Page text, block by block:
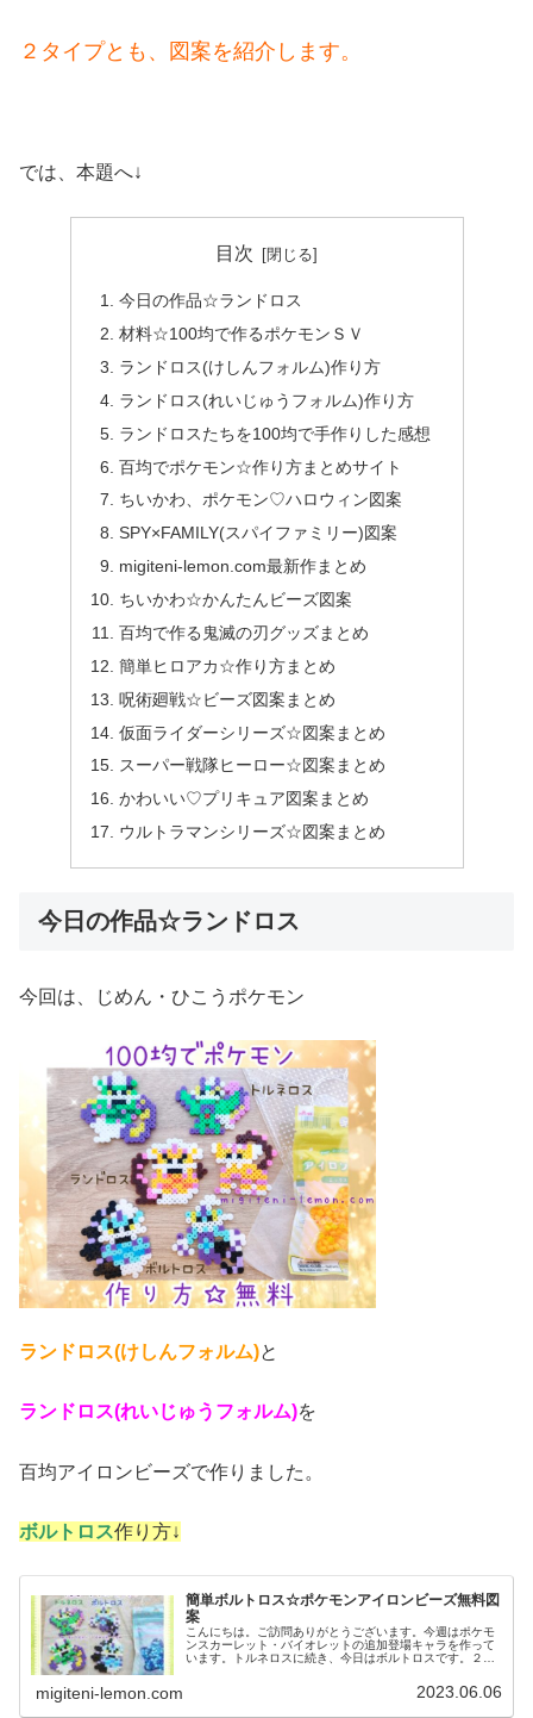
２タイプとも、図案を紹介します。
では、本題へ↓
目次
今日の作品☆ランドロス
材料☆100均で作るポケモンＳＶ
ランドロス(けしんフォルム)作り方
ランドロス(れいじゅうフォルム)作り方
ランドロスたちを100均で手作りした感想
百均でポケモン☆作り方まとめサイト
ちいかわ、ポケモン♡ハロウィン図案
SPY×FAMILY(スパイファミリー)図案
migiteni-lemon.com最新作まとめ
ちいかわ☆かんたんビーズ図案
百均で作る鬼滅の刃グッズまとめ
簡単ヒロアカ☆作り方まとめ
呪術廻戦☆ビーズ図案まとめ
仮面ライダーシリーズ☆図案まとめ
スーパー戦隊ヒーロー☆図案まとめ
かわいい♡プリキュア図案まとめ
ウルトラマンシリーズ☆図案まとめ
今日の作品☆ランドロス
今回は、じめん・ひこうポケモン
ランドロス(けしんフォルム)と
ランドロス(れいじゅうフォルム)を
百均アイロンビーズで作りました。
ボルトロス作り方↓
簡単ボルトロス☆ポケモンアイロンビーズ無料図
案
こんにちは。ご訪問ありがとうございます。今週はポケモ
ンスカーレット・バイオレットの追加登場キャラを作って
います。トルネロスに続き、今日はボルトロスです。２タ
migiteni-lemon.com 2023.06.06